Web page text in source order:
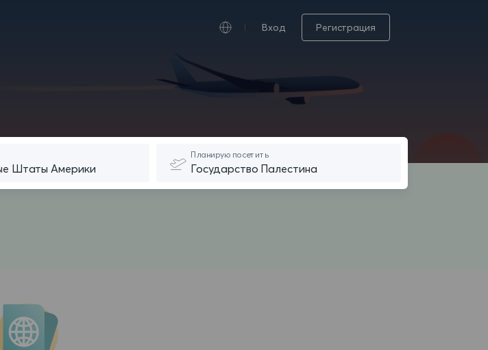
Вход Регистрация
Планирую посетить